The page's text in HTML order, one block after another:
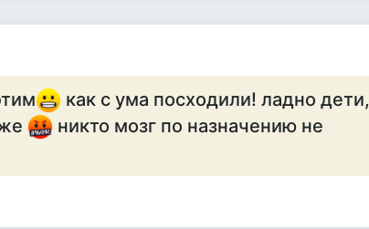
как с ума посходили! ладно дети,
никто мозг по назначению не